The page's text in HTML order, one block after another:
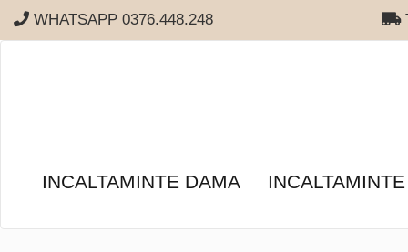
WHATSAPP 0376.448.248
INCALTAMINTE DAMA